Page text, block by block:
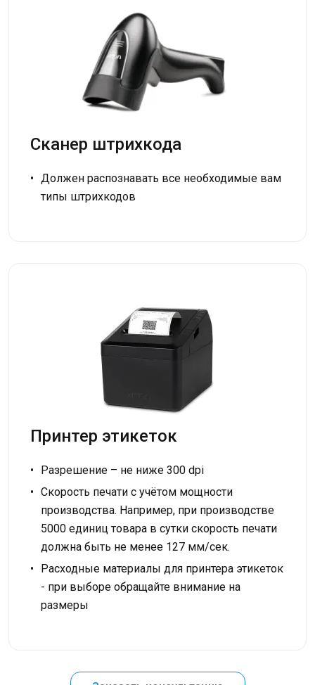
Сканер штрихкода
Должен распознавать все необходимые вам
типы штрихкодов
Принтер этикеток
Разрешение – не ниже 300 dpi
Скорость печати с учётом мощности
производства. Например, при производстве
5000 единиц товара в сутки скорость печати
должна быть не менее 127 мм/сек.
Расходные материалы для принтера этикеток
- при выборе обращайте внимание на
размеры